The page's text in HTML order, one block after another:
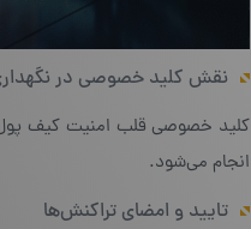
نقش کلید خصوصی در
کلید خصوصی قلب امنیت کیف پول
انجام می‌شود.
تایید و امضای تراکنش‌ها